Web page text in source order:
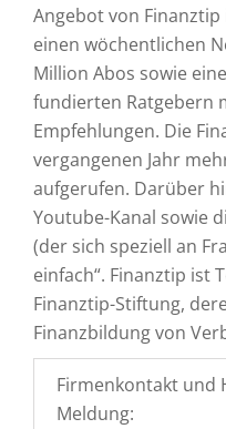
Angebot von
einen wöchentlichen
Million Abos sowie
fundierten Ratgebern
Empfehlungen. Die
vergangenen Jahr
aufgerufen. Darüber
Youtube-Kanal sowie
(der sich speziell an
einfach“. Finanztip ist
Finanztip-Stiftung,
Finanzbildung von
Firmenkontakt und
Meldung: